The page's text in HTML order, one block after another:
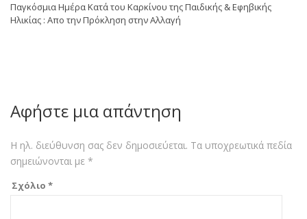
Παγκόσμια Ημέρα Κατά του Καρκίνου της Παιδικής & Εφηβικής
Ηλικίας : Απο την Πρόκληση στην Αλλαγή
Αφήστε μια απάντηση
Η ηλ. διεύθυνση σας δεν δημοσιεύεται. Τα υποχρεωτικά πεδία
σημειώνονται με *
Σχόλιο *